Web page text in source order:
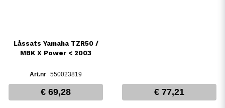
Låssats Yamaha TZR50 /
MBK X Power < 2003
550023819
€ 69,28 € 77,21